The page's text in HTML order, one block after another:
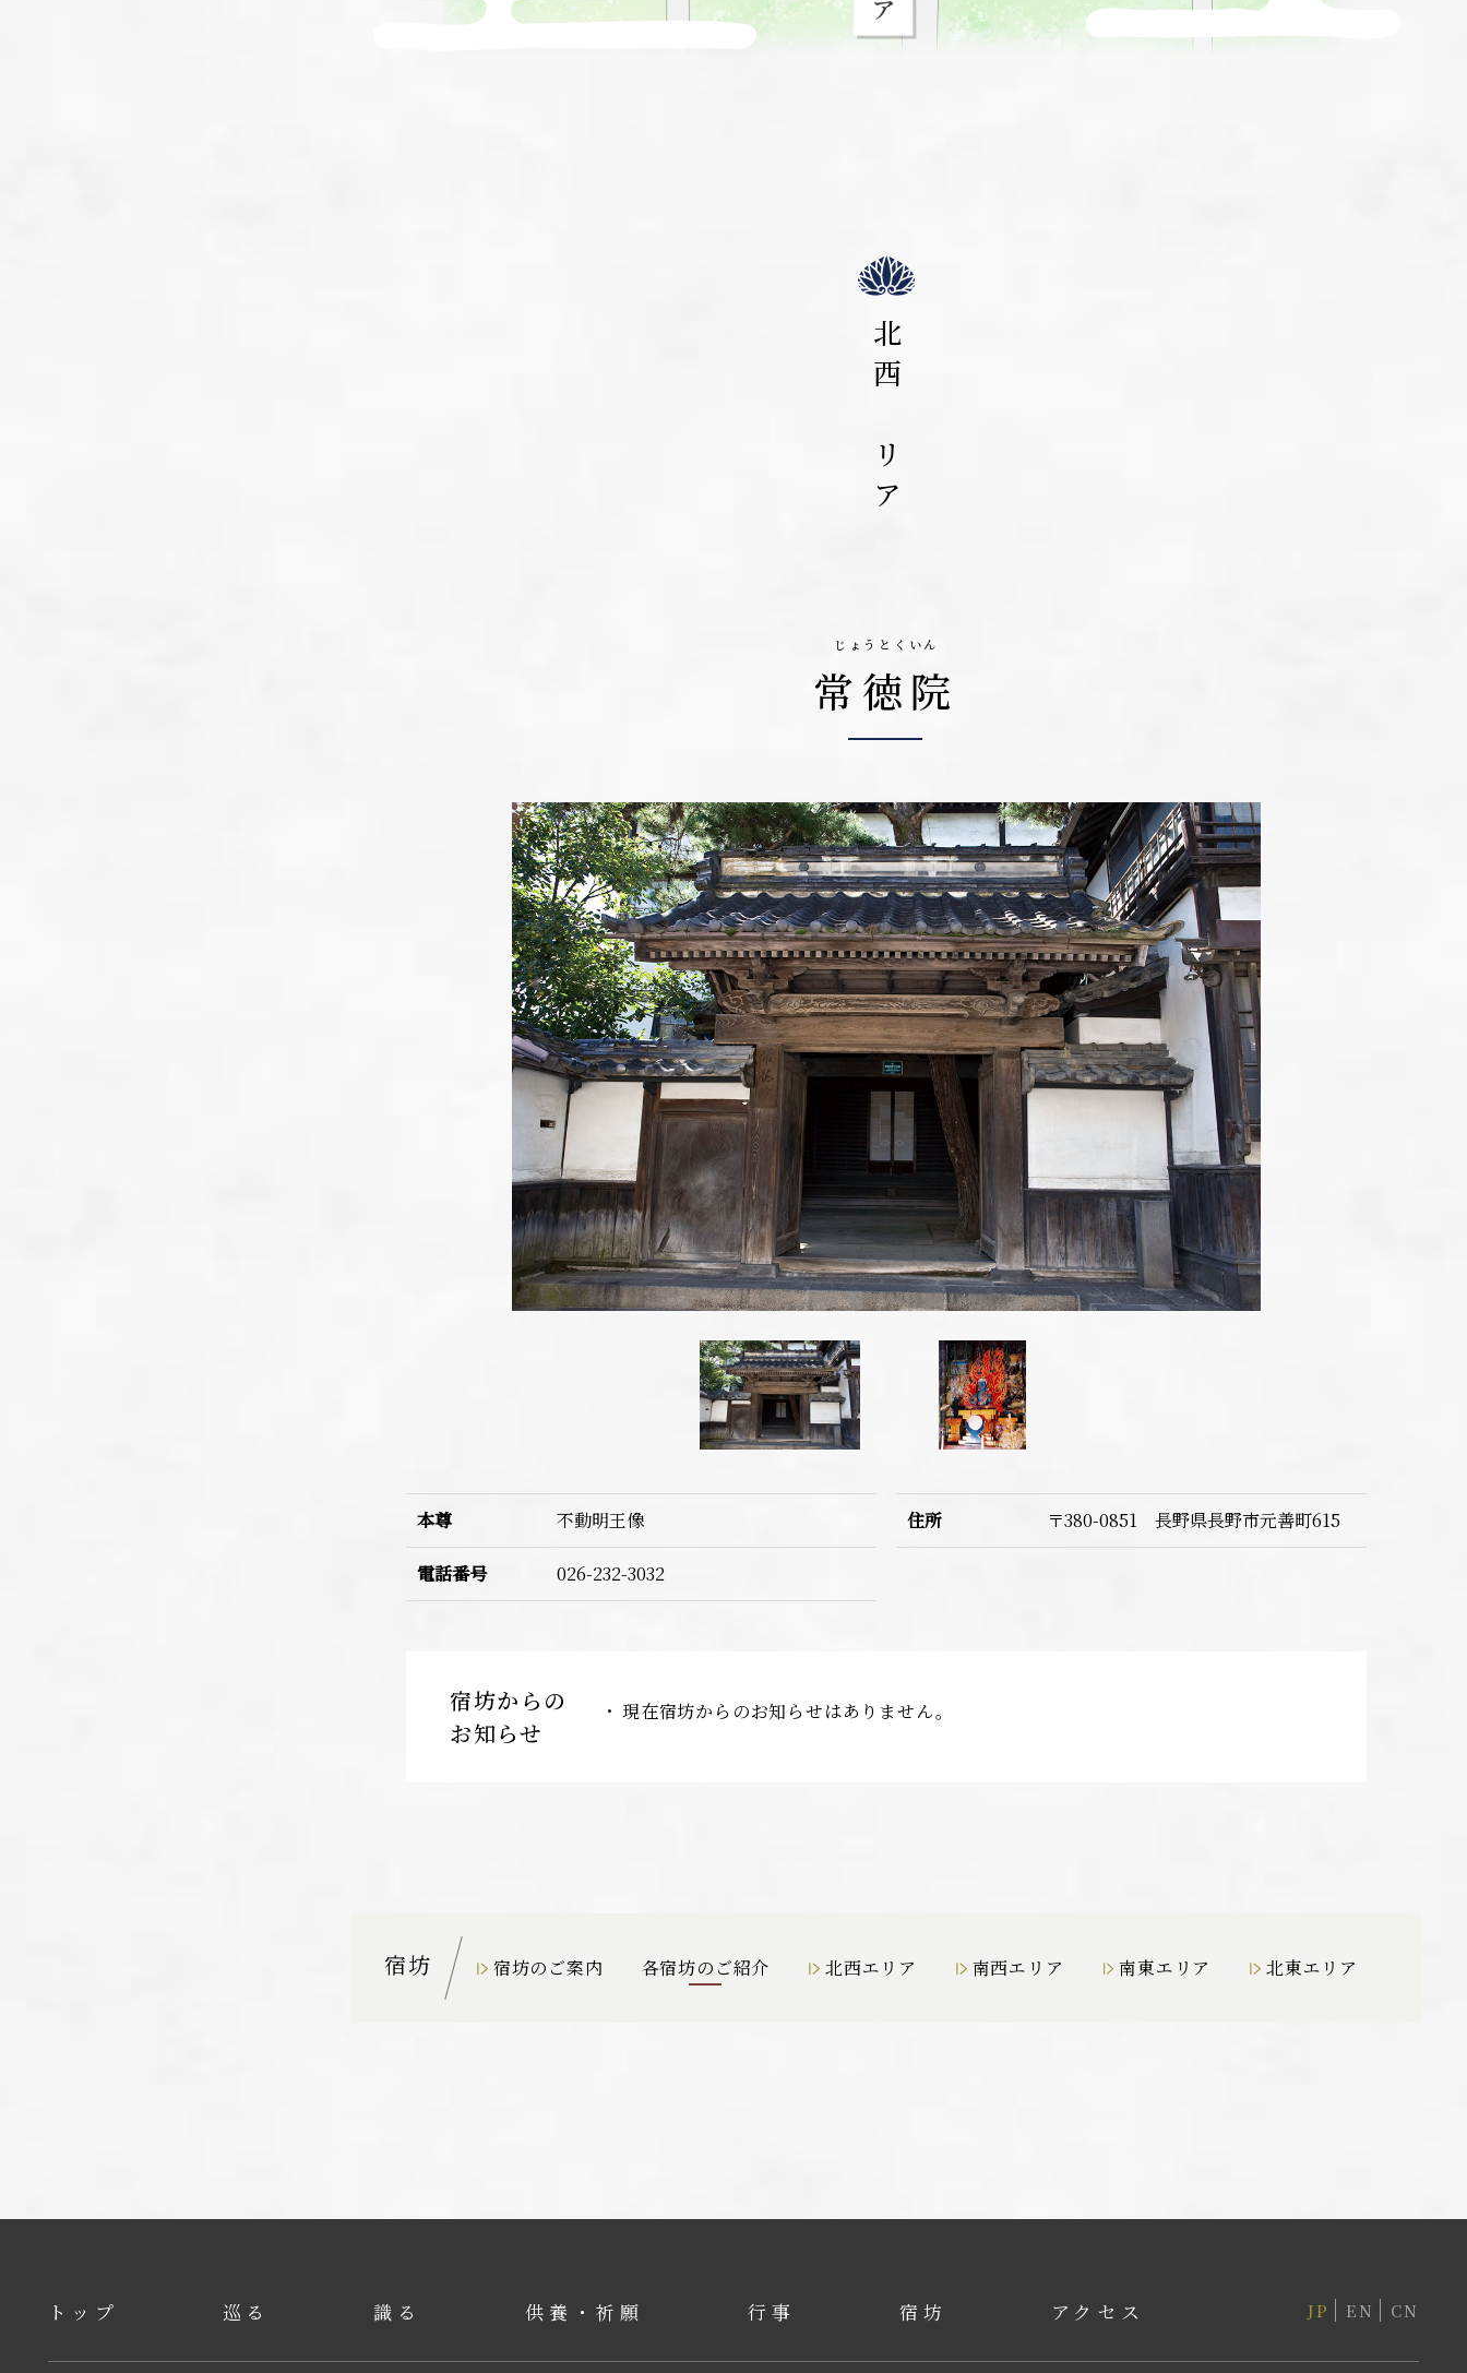
北西エリア
じょうとくいん
常徳院
本尊 不動明王像 住所 〒380-0851 長野県長野市元善町615
電話番号 026-232-3032
宿坊からの
お知らせ
現在宿坊からのお知らせはありません。
宿坊 宿坊のご案内 各宿坊のご紹介 北西エリア 南西エリア 南東エリア 北東エリア
トップ 巡る 識る 供養・祈願 行事 宿坊 アクセス JP EN CN